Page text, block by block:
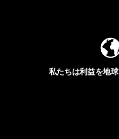
私たちは利益を地球